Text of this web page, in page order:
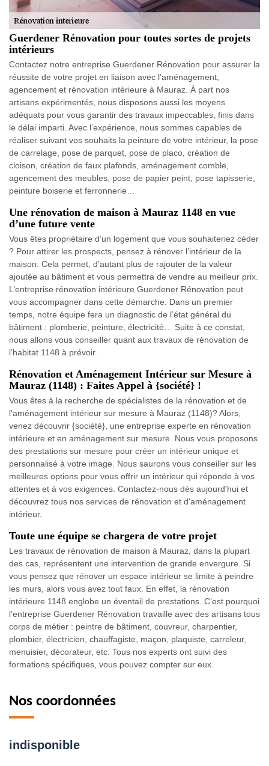
Guerdener Rénovation pour toutes sortes de projets
intérieurs
Contactez notre entreprise Guerdener Rénovation pour assurer la
réussite de votre projet en liaison avec l’aménagement,
agencement et rénovation intérieure à Mauraz. À part nos
artisans expérimentés, nous disposons aussi les moyens
adéquats pour vous garantir des travaux impeccables, finis dans
le délai imparti. Avec l’expérience, nous sommes capables de
réaliser suivant vos souhaits la peinture de votre intérieur, la pose
de carrelage, pose de parquet, pose de placo, création de
cloison, création de faux plafonds, aménagement comble,
agencement des meubles, pose de papier peint, pose tapisserie,
peinture boiserie et ferronnerie…
Une rénovation de maison à Mauraz 1148 en vue
d’une future vente
Vous êtes propriétaire d’un logement que vous souhaiteriez céder
? Pour attirer les prospects, pensez à rénover l’intérieur de la
maison. Cela permet, d’autant plus de rajouter de la valeur
ajoutée au bâtiment et vous permettra de vendre au meilleur prix.
L’entreprise rénovation intérieure Guerdener Rénovation peut
vous accompagner dans cette démarche. Dans un premier
temps, notre équipe fera un diagnostic de l’état général du
bâtiment : plomberie, peinture, électricité… Suite à ce constat,
nous allons vous conseiller quant aux travaux de rénovation de
l’habitat 1148 à prévoir.
Rénovation et Aménagement Intérieur sur Mesure à
Mauraz (1148) : Faites Appel à {société} !
Vous êtes à la recherche de spécialistes de la rénovation et de
l'aménagement intérieur sur mesure à Mauraz (1148)? Alors,
venez découvrir {société}, une entreprise experte en rénovation
intérieure et en aménagement sur mesure. Nous vous proposons
des prestations sur mesure pour créer un intérieur unique et
personnalisé à votre image. Nous saurons vous conseiller sur les
meilleures options pour vous offrir un intérieur qui réponde à vos
attentes et à vos exigences. Contactez-nous dès aujourd'hui et
découvrez tous nos services de rénovation et d'aménagement
intérieur.
Toute une équipe se chargera de votre projet
Les travaux de rénovation de maison à Mauraz, dans la plupart
des cas, représentent une intervention de grande envergure. Si
vous pensez que rénover un espace intérieur se limite à peindre
les murs, alors vous avez tout faux. En effet, la rénovation
intérieure 1148 englobe un éventail de prestations. C’est pourquoi
l’entreprise Guerdener Rénovation travaille avec des artisans tous
corps de métier : peintre de bâtiment, couvreur, charpentier,
plombier, électricien, chauffagiste, maçon, plaquiste, carreleur,
menuisier, décorateur, etc. Tous nos experts ont suivi des
formations spécifiques, vous pouvez compter sur eux.
Nos coordonnées
indisponible